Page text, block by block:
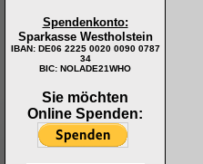
Spendenkonto:
Sparkasse Westholstein
IBAN: DE06 2225 0020 0090 0787
34
BIC: NOLADE21WHO
Sie möchten
Online Spenden: